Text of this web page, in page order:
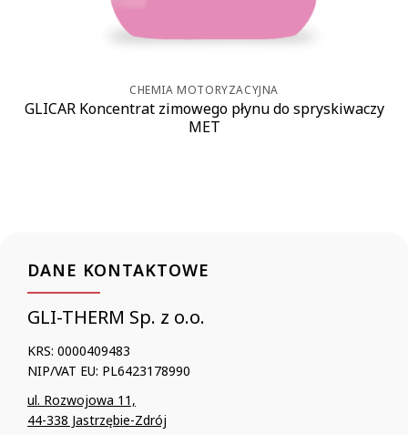
CHEMIA MOTORYZACYJNA
GLICAR Koncentrat zimowego płynu do spryskiwaczy
MET
DANE KONTAKTOWE
GLI-THERM Sp. z o.o.
KRS: 0000409483
NIP/VAT EU: PL6423178990
ul. Rozwojowa 11,
44-338 Jastrzębie-Zdrój